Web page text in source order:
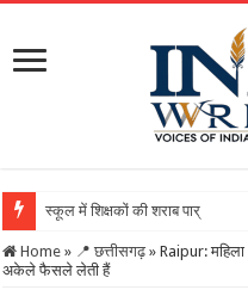
स्कूल में शिक्षकों की शराब पार्टी का
Home » 📍 छत्तीसगढ़ » Raipur:
अकेले फैसले लेती हैं